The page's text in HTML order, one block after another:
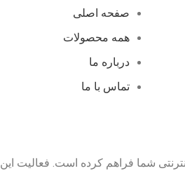
صفحه اصلی
همه محصولات
درباره ما
تماس با ما
شما فراهم کرده است. فعالیت این